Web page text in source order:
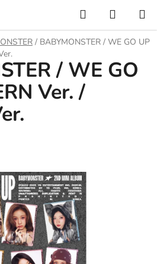
Hľadať
KOŠÍK
/ BABYMONSTER / WE GO UP
/ WE GO
Ver. /